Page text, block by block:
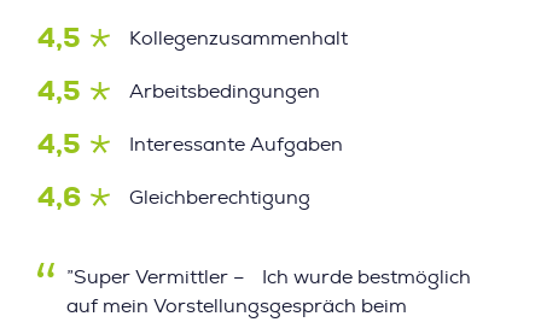
4,5 Kollegenzusammenhalt
4,5 Arbeitsbedingungen
4,5 Interessante Aufgaben
4,6 Gleichberechtigung
”Super Vermittler – Ich wurde bestmöglich
auf mein Vorstellungsgespräch beim